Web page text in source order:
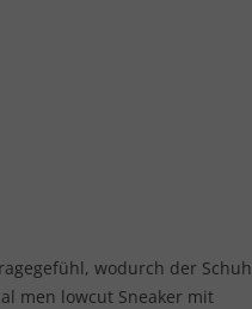
wodurch der Schuh
men lowcut Sneaker mit